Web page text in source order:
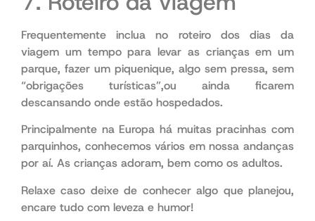
Frequentemente inclua no roteiro dos dias da
viagem um tempo para levar as crianças em um
parque, fazer um piquenique, algo sem pressa, sem
“obrigações turísticas”,ou ainda ficarem
descansando onde estão hospedados.
Principalmente na Europa há muitas pracinhas com
parquinhos, conhecemos vários em nossa andanças
por aí. As crianças adoram, bem como os adultos.
Relaxe caso deixe de conhecer algo que planejou,
encare tudo com leveza e humor!